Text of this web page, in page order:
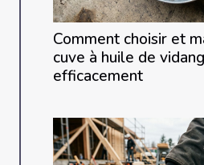
Comment choisir et
cuve à huile de
efficacement